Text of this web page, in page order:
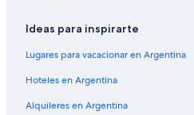
Ideas para inspirarte
Lugares para vacacionar en Argentina
Hoteles en Argentina
Alquileres en Argentina